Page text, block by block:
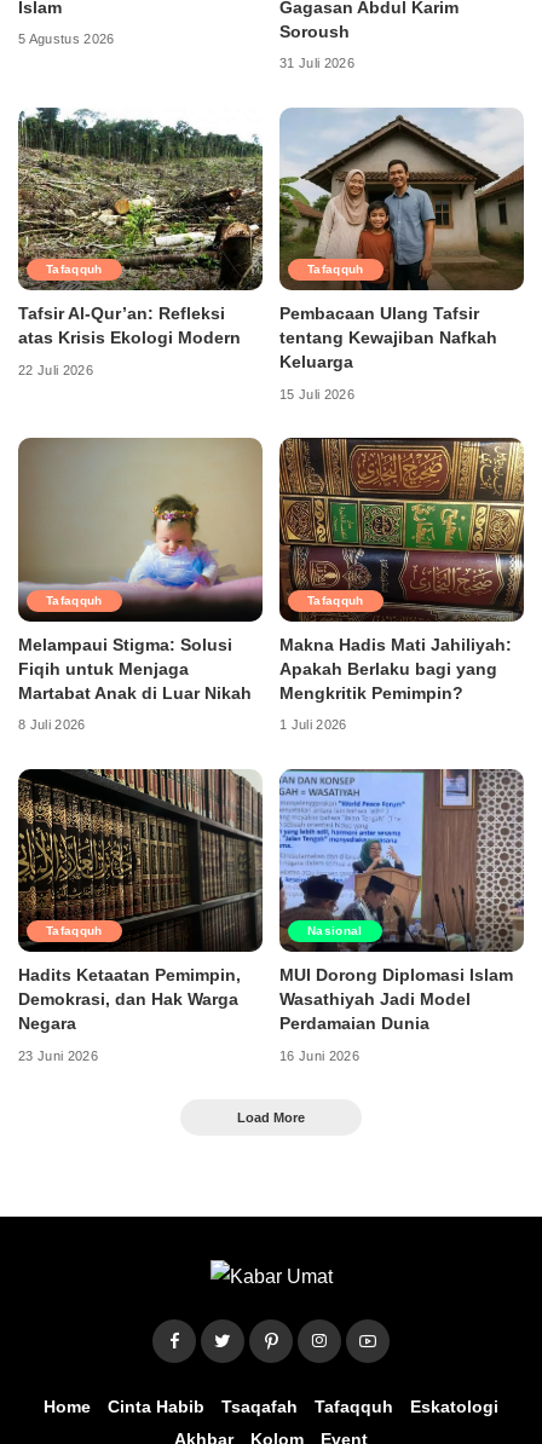
Islam
5 Agustus 2026
Gagasan Abdul Karim
Soroush
31 Juli 2026
Tafaqquh
Tafsir Al-Qur’an: Refleksi
atas Krisis Ekologi Modern
22 Juli 2026
Tafaqquh
Pembacaan Ulang Tafsir
tentang Kewajiban Nafkah
Keluarga
15 Juli 2026
Tafaqquh
Melampaui Stigma: Solusi
Fiqih untuk Menjaga
Martabat Anak di Luar Nikah
8 Juli 2026
Tafaqquh
Makna Hadis Mati Jahiliyah:
Apakah Berlaku bagi yang
Mengkritik Pemimpin?
1 Juli 2026
Tafaqquh
Hadits Ketaatan Pemimpin,
Demokrasi, dan Hak Warga
Negara
23 Juni 2026
Nasional
MUI Dorong Diplomasi Islam
Wasathiyah Jadi Model
Perdamaian Dunia
16 Juni 2026
Load More
Home Cinta Habib Tsaqafah Tafaqquh
Eskatologi
Akhbar
Kolom Event